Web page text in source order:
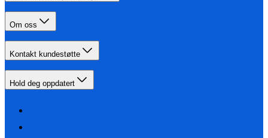
Om oss
Kontakt kundestøtte
Hold deg oppdatert